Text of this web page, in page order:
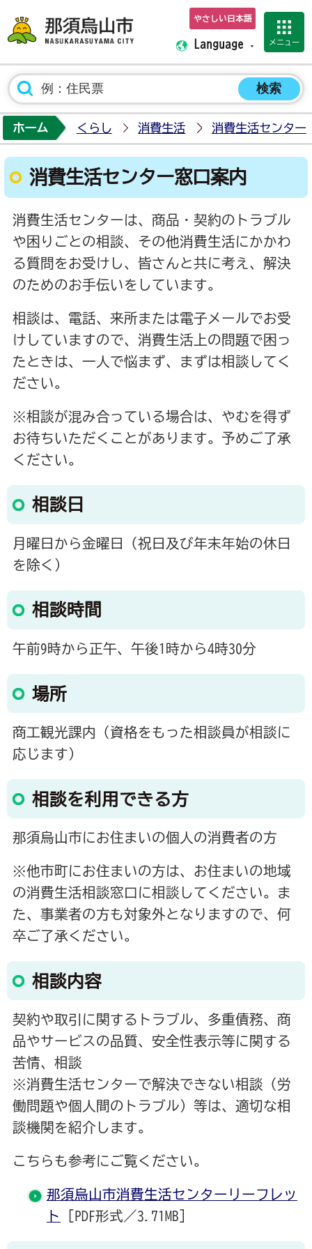
那須烏山市ホーム
やさしい日本語
Language メニュー
ホーム くらし 消費生活 消費生活センター
消費生活センター窓口案内
消費生活センターは、商品・契約のトラブル
や困りごとの相談、その他消費生活にかかわ
る質問をお受けし、皆さんと共に考え、解決
のためのお手伝いをしています。
相談は、電話、来所または電子メールでお受
けしていますので、消費生活上の問題で困っ
たときは、一人で悩まず、まずは相談してく
ださい。
※相談が混み合っている場合は、やむを得ず
お待ちいただくことがあります。予めご了承
ください。
相談日
月曜日から金曜日（祝日及び年末年始の休日
を除く）
相談時間
午前9時から正午、午後1時から4時30分
場所
商工観光課内（資格をもった相談員が相談に
応じます）
相談を利用できる方
那須烏山市にお住まいの個人の消費者の方
※他市町にお住まいの方は、お住まいの地域
の消費生活相談窓口に相談してください。ま
た、事業者の方も対象外となりますので、何
卒ご了承ください。
相談内容
契約や取引に関するトラブル、多重債務、商
品やサービスの品質、安全性表示等に関する
苦情、相談
※消費生活センターで解決できない相談（労
働問題や個人間のトラブル）等は、適切な相
談機関を紹介します。
こちらも参考にご覧ください。
那須烏山市消費生活センターリーフレッ
ト
[PDF形式／3.71MB]